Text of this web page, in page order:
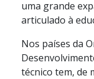
uma grande
articulado à
Nos países da
técnico tem, de